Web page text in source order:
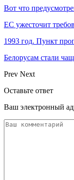
Вот что
ЕС ужесточит
1993 год. Пункт
Белорусам стали
Prev Next
Оставьте ответ
Ваш электронный